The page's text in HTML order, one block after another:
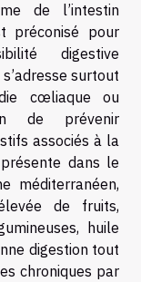
de l’intestin
préconisé pour
digestive
surtout
cœliaque ou
de prévenir
associés à la
dans le
méditerranéen,
de fruits,
huile
digestion tout
chroniques par